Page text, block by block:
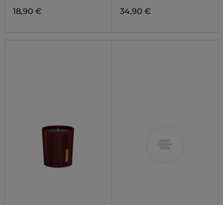
18,90 € 34,90 €